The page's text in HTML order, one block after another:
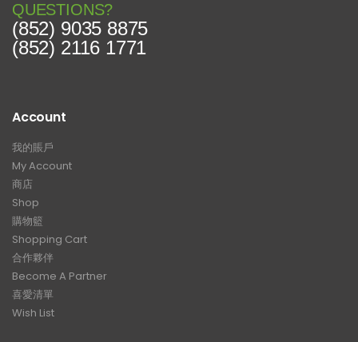
QUESTIONS?
(852) 9035 8875
(852) 2116 1771
Account
我的賬戶
My Account
商店
Shop
購物籃
Shopping Cart
合作夥伴
Become A Partner
喜愛清單
Wish List